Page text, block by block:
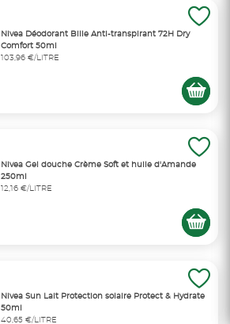
Nivea Déodorant Bille Anti-transpirant 72H Dry
Comfort 50ml
103,96 €/LITRE
Nivea Gel douche Crème Soft et huile d'Amande
250ml
12,16 €/LITRE
Nivea Sun Lait Protection solaire Protect & Hydrate
50ml
40,65 €/LITRE